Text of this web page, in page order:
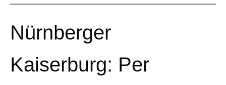
Nürnberger
Kaiserburg: Per